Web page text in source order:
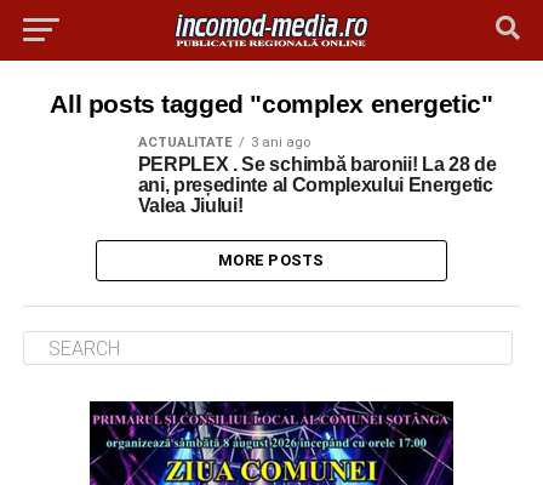
All posts tagged "complex energetic"
ACTUALITATE 3 ani ago
PERPLEX . Se schimbă baronii! La 28 de
ani, președinte al Complexului Energetic
Valea Jiului!
MORE POSTS